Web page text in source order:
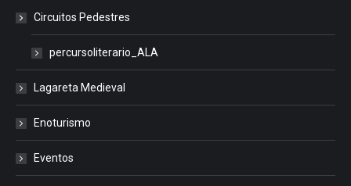
Circuitos Pedestres
percursoliterario_ALA
Lagareta Medieval
Enoturismo
Eventos